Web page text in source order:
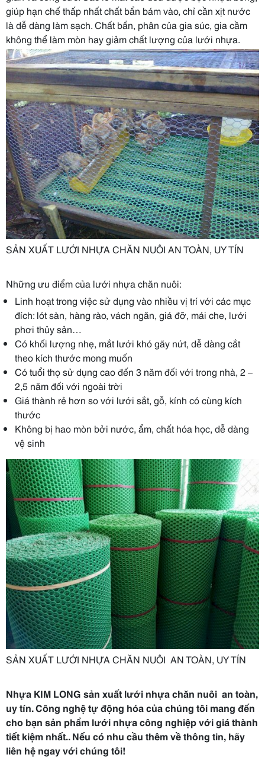
giúp hạn chế thấp nhất chất bẩn bám vào, chỉ cần xịt nước
là dễ dàng làm sạch. Chất bẩn, phân của gia súc, gia cầm
không thể làm mòn hay giảm chất lượng của lưới nhựa.
SẢN XUẤT LƯỚI NHỰA CHĂN NUÔI AN TOÀN, UY TÍN
Những ưu điểm của lưới nhựa chăn nuôi:
Linh hoạt trong việc sử dụng vào nhiều vị trí với các mục
đích: lót sàn, hàng rào, vách ngăn, giá đỡ, mái che, lưới
phơi thủy sản…
Có khối lượng nhẹ, mắt lưới khó gãy nứt, dễ dàng cắt
theo kích thước mong muốn
Có tuổi thọ sử dụng cao đến 3 năm đối với trong nhà, 2 –
2,5 năm đối với ngoài trời
Giá thành rẻ hơn so với lưới sắt, gỗ, kính có cùng kích
thước
Không bị hao mòn bởi nước, ẩm, chất hóa học, dễ dàng
vệ sinh
SẢN XUẤT LƯỚI NHỰA CHĂN NUÔI AN TOÀN, UY TÍN
Nhựa KIM LONG sản xuất lưới nhựa chăn nuôi an toàn,
uy tín. Công nghệ tự động hóa của chúng tôi mang đến
cho bạn sản phẩm lưới nhựa công nghiệp với giá thành
tiết kiệm nhất.. Nếu có nhu cầu thêm về thông tin, hãy
liên hệ ngay với chúng tôi!